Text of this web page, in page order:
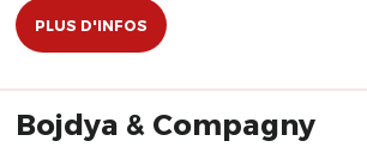
PLUS D'INFOS
Bojdya & Compagny